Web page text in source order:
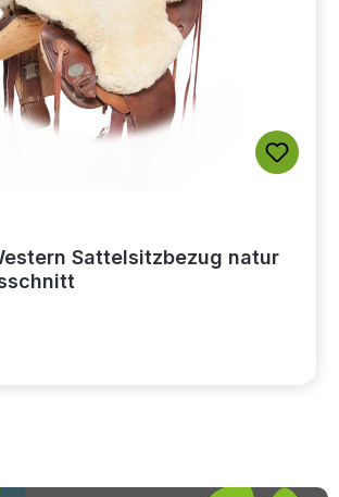
Sattelsitzbezug natur